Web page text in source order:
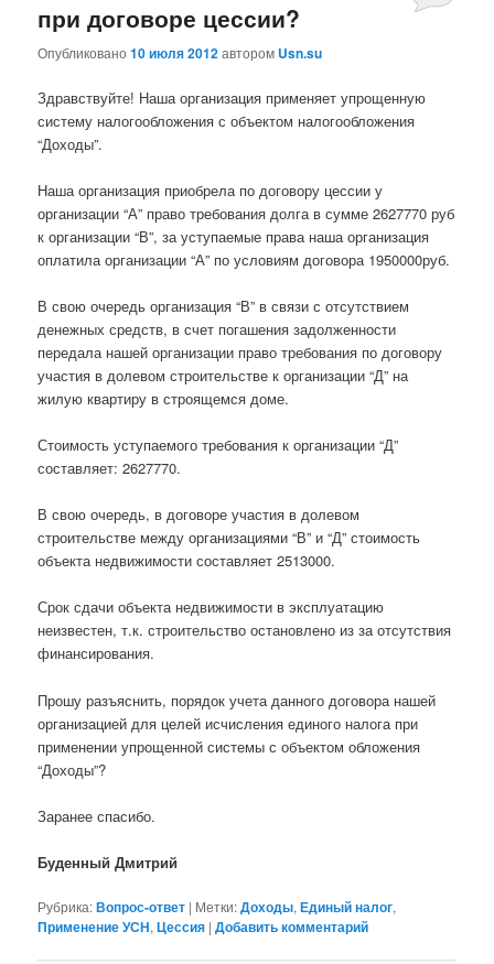
при договоре цессии?
Опубликовано10 июля 2012автором Usn.su
Здравствуйте! Наша организация применяет упрощенную
систему налогообложения с объектом налогообложения
“Доходы”.
Наша организация приобрела по договору цессии у
организации “А” право требования долга в сумме 2627770 руб
к организации “В”, за уступаемые права наша организация
оплатила организации “А” по условиям договора 1950000руб.
В свою очередь организация “В” в связи с отсутствием
денежных средств, в счет погашения задолженности
передала нашей организации право требования по договору
участия в долевом строительстве к организации “Д” на
жилую квартиру в строящемся доме.
Стоимость уступаемого требования к организации “Д”
составляет: 2627770.
В свою очередь, в договоре участия в долевом
строительстве между организациями “В” и “Д” стоимость
объекта недвижимости составляет 2513000.
Срок сдачи объекта недвижимости в эксплуатацию
неизвестен, т.к. строительство остановлено из за отсутствия
финансирования.
Прошу разъяснить, порядок учета данного договора нашей
организацией для целей исчисления единого налога при
применении упрощенной системы с объектом обложения
“Доходы”?
Заранее спасибо.
Буденный Дмитрий
Рубрика:Вопрос-ответ | Метки:Доходы,Единый налог,
Применение УСН,Цессия |Добавить комментарий